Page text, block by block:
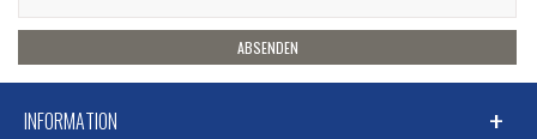
ABSENDEN
INFORMATION